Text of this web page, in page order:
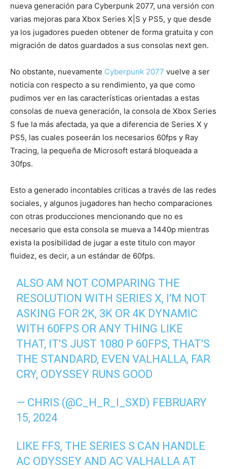
nueva generación para Cyberpunk 2077, una versión con
varias mejoras para Xbox Series X|S y PS5, y que desde
ya los jugadores pueden obtener de forma gratuita y con
migración de datos guardados a sus consolas next gen.
No obstante, nuevamente Cyberpunk 2077 vuelve a ser
noticia con respecto a su rendimiento, ya que como
pudimos ver en las características orientadas a estas
consolas de nueva generación, la consola de Xbox Series
S fue la más afectada, ya que a diferencia de Series X y
PS5, las cuales poseerán los necesarios 60fps y Ray
Tracing, la pequeña de Microsoft estará bloqueada a
30fps.
Esto a generado incontables criticas a través de las redes
sociales, y algunos jugadores han hecho comparaciones
con otras producciones mencionando que no es
necesario que esta consola se mueva a 1440p mientras
exista la posibilidad de jugar a este titulo con mayor
fluidez, es decir, a un estándar de 60fps.
ALSO AM NOT COMPARING THE
RESOLUTION WITH SERIES X, I'M NOT
ASKING FOR 2K, 3K OR 4K DYNAMIC
WITH 60FPS OR ANY THING LIKE
THAT, IT'S JUST 1080 P 60FPS, THAT'S
THE STANDARD, EVEN VALHALLA, FAR
CRY, ODYSSEY RUNS GOOD
— CHRIS (@C_H_R_I_SXD) FEBRUARY
15, 2024
LIKE FFS, THE SERIES S CAN HANDLE
AC ODYSSEY AND AC VALHALLA AT